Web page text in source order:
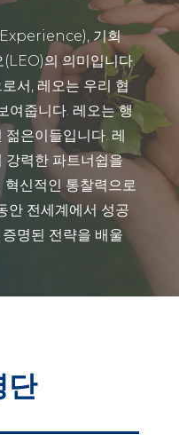
기회
의 의미입니다.
서, 레오는 우리 협
여줍니다. 레오는 행
은이들입니다. 레
강력한 파트너쉽을
혁신적인 통찰력으로
안 전세계에서 성공
명된 전략을 배울
단